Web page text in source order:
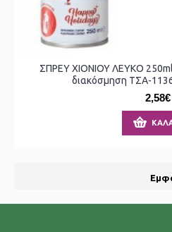
ΣΠΡΕΥ ΧΙΟΝΙΟΥ ΛΕΥΚΟ 250ml
διακόσμηση ΤΣΑ-
2,58€